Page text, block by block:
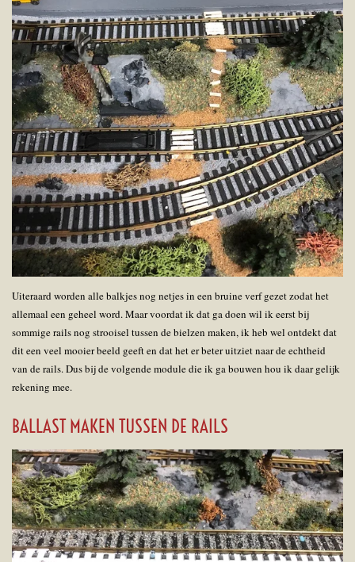
Uiteraard worden alle balkjes nog netjes in een bruine verf gezet zodat het
allemaal een geheel word. Maar voordat ik dat ga doen wil ik eerst bij
sommige rails nog strooisel tussen de bielzen maken, ik heb wel ontdekt dat
dit een veel mooier beeld geeft en dat het er beter uitziet naar de echtheid
van de rails. Dus bij de volgende module die ik ga bouwen hou ik daar gelijk
rekening mee.
BALLAST MAKEN TUSSEN DE RAILS